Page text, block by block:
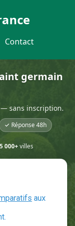
Contact
germain
sans inscription.
✓ Réponse 48h
000+villes